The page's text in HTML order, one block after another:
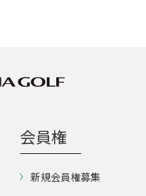
会員権
新規会員権募集